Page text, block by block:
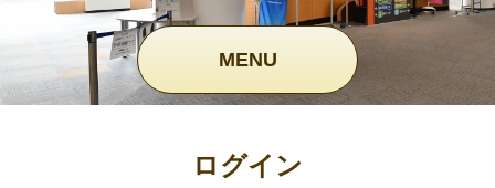
MENU
ログイン